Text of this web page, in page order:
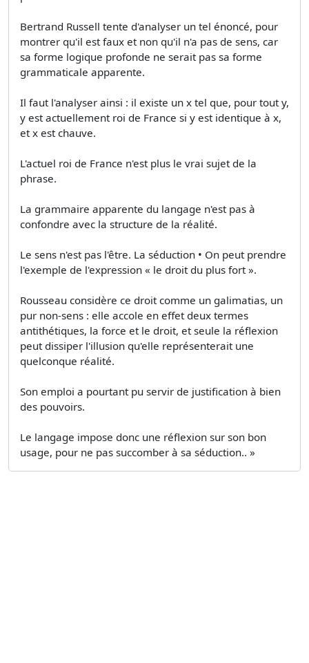
Bertrand Russell tente d'analyser un tel énoncé, pour
montrer qu'il est faux et non qu'il n'a pas de sens, car
sa forme logique profonde ne serait pas sa forme
grammaticale apparente.
Il faut l'analyser ainsi : il existe un x tel que, pour tout y,
y est actuellement roi de France si y est identique à x,
et x est chauve.
L'actuel roi de France n'est plus le vrai sujet de la
phrase.
La grammaire apparente du langage n'est pas à
confondre avec la structure de la réalité.
Le sens n'est pas l'être. La séduction • On peut prendre
l'exemple de l'expression « le droit du plus fort ».
Rousseau considère ce droit comme un galimatias, un
pur non-sens : elle accole en effet deux termes
antithétiques, la force et le droit, et seule la réflexion
peut dissiper l'illusion qu'elle représenterait une
quelconque réalité.
Son emploi a pourtant pu servir de justification à bien
des pouvoirs.
Le langage impose donc une réflexion sur son bon
usage, pour ne pas succomber à sa séduction.. »